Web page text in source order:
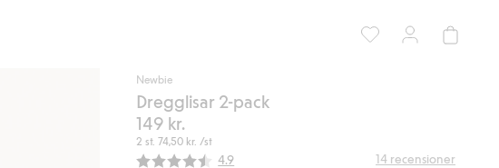
Newbie
Dregglisar 2-pack
149 kr.
2 st.74,50 kr. /st
Snittbetyg:
4.9 14 recensioner